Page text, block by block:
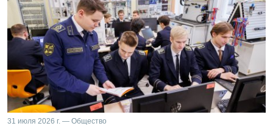
31 июля 2026 г. — Общество